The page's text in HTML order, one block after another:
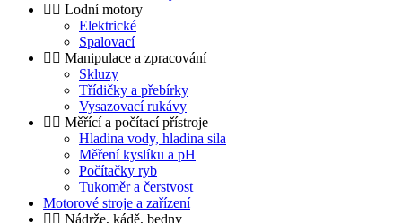
Lodní motory
Elektrické
Spalovací
Manipulace a zpracování
Skluzy
Třídičky a přebírky
Vysazovací rukávy
Měřící a počítací přístroje
Hladina vody, hladina sila
Měření kyslíku a pH
Počítačky ryb
Tukoměr a čerstvost
Motorové stroje a zařízení
Nádrže, kádě, bedny